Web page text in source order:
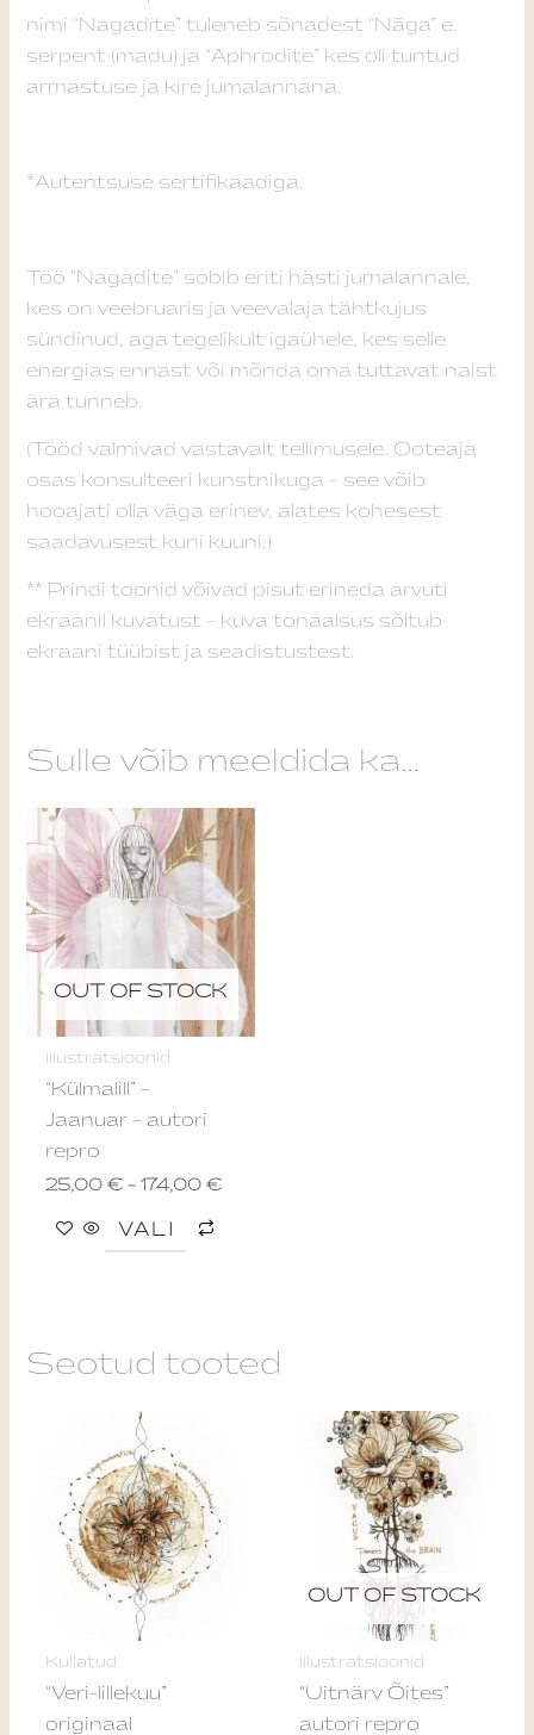
nimi “Nagadite” tuleneb sõnadest “Nāga” e.
serpent (madu) ja “Aphrodite” kes oli tuntud
armastuse ja kire jumalannana.
*Autentsuse sertifikaadiga.
Töö “Nagadite” sobib eriti hästi jumalannale,
kes on veebruaris ja veevalaja tähtkujus
sündinud, aga tegelikult igaühele, kes selle
energias ennast või mõnda oma tuttavat naist
ära tunneb.
(Tööd valmivad vastavalt tellimusele. Ooteaja
osas konsulteeri kunstnikuga – see võib
hooajati olla väga erinev, alates kohesest
saadavusest kuni kuuni.)
** Prindi toonid võivad pisut erineda arvuti
ekraanil kuvatust – kuva tonaalsus sõltub
ekraani tüübist ja seadistustest.
Sulle võib meeldida ka…
OUT OF STOCK
Illustratsioonid
“Külmalill” –
Jaanuar – autori
repro
25,00€ – 174,00€
Price
range:
through
174,00 €
VALI
This
product
has
multiple
variants.
The
options
may
product
Seotud tooted
Kullatud
“Veri-lillekuu”
originaal
OUT OF STOCK
Illustratsioonid
“Uitnärv Õites”
autori repro